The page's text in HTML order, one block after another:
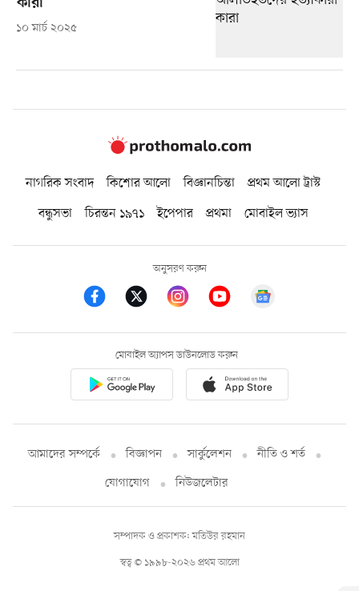
১০ মার্চ ২০২৫
নাগরিক সংবাদ কিশোর আলো বিজ্ঞানচিন্তা
প্রথম আলো ট্রাস্ট
বন্ধুসভা
চিরন্তন ১৯৭১ ইপেপার প্রথমা মোবাইল ভ্যাস
অনুসরণ করুন
মোবাইল অ্যাপস ডাউনলোড করুন
আমাদের সম্পর্কে বিজ্ঞাপন সার্কুলেশন
নীতি ও শর্ত
যোগাযোগ
নিউজলেটার
স্বত্ব © ১৯৯৮-২০২৬ প্রথম আলো
সম্পাদক ও প্রকাশক: মতিউর রহমান